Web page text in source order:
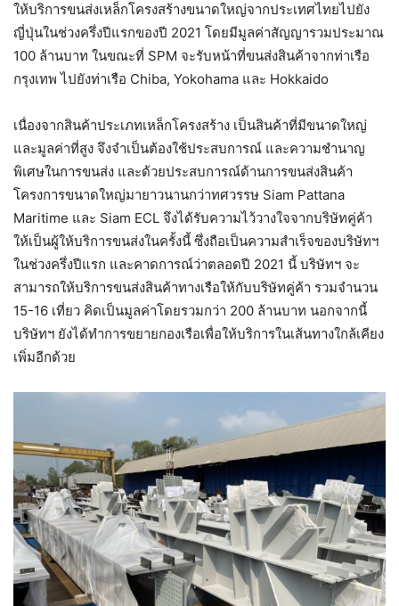
ให้บริการขนส่งเหล็กโครงสร้างขนาดใหญ่จากประเทศไทยไปยัง
ญี่ปุ่นในช่วงครึ่งปีแรกของปี 2021 โดยมีมูลค่าสัญญารวมประมาณ
100 ล้านบาท ในขณะที่ SPM จะรับหน้าที่ขนส่งสินค้าจากท่าเรือ
กรุงเทพ ไปยังท่าเรือ Chiba, Yokohama และ Hokkaido
เนื่องจากสินค้าประเภทเหล็กโครงสร้าง เป็นสินค้าที่มีขนาดใหญ่
และมูลค่าที่สูง จึงจำเป็นต้องใช้ประสบการณ์ และความชำนาญ
พิเศษในการขนส่ง และด้วยประสบการณ์ด้านการขนส่งสินค้า
โครงการขนาดใหญ่มายาวนานกว่าทศวรรษ Siam Pattana
Maritime และ Siam ECL จึงได้รับความไว้วางใจจากบริษัทคู่ค้า
ให้เป็นผู้ให้บริการขนส่งในครั้งนี้ ซึ่งถือเป็นความสำเร็จของบริษัทฯ
ในช่วงครึ่งปีแรก และคาดการณ์ว่าตลอดปี 2021 นี้ บริษัทฯ จะ
สามารถให้บริการขนส่งสินค้าทางเรือให้กับบริษัทคู่ค้า รวมจำนวน
15-16 เที่ยว คิดเป็นมูลค่าโดยรวมกว่า 200 ล้านบาท นอกจากนี้
บริษัทฯ ยังได้ทำการขยายกองเรือเพื่อให้บริการในเส้นทางใกล้เคียง
เพิ่มอีกด้วย